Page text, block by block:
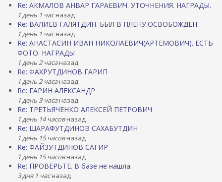
Re: АКМАЛОВ АНВАР ГАРАЕВИЧ. УТОЧНЕНИЯ. НАГРАДЫ.
1 день 1 часназад
Re: ВАЛИЕВ ГАЛЯТДИН. БЫЛ В ПЛЕНУ.ОСВОБОЖДЕН.
1 день 1 часназад
Re: АНАСТАСИН ИВАН НИКОЛАЕВИЧ(АРТЕМОВИЧ). ЕСТЬ
ФОТО. НАГРАДЫ
1 день 2 часаназад
Re: ФАХРУТДИНОВ ГАРИП
1 день 2 часаназад
Re: ГАРИН АЛЕКСАНДР
1 день 3 часаназад
Re: ТРЕТЬЯЧЕНКО АЛЕКСЕЙ ПЕТРОВИЧ
1 день 14 часовназад
Re: ШАРАФУТДИНОВ САХАБУТДИН
1 день 15 часовназад
Re: ФАЙЗУТДИНОВ САГИР
1 день 15 часовназад
Re: ПРОВЕРЬТЕ. В базе не нашла.
3 дня 1 часназад